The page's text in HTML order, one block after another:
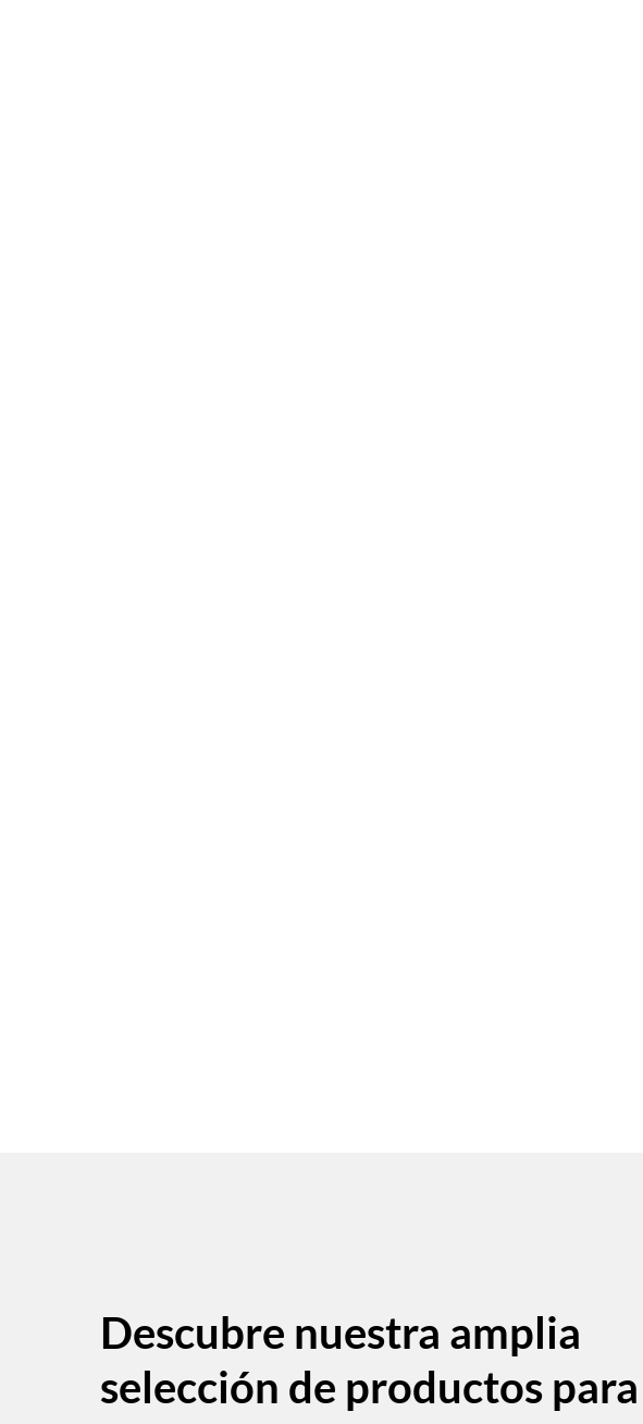
Descubre nuestra amplia
selección de productos